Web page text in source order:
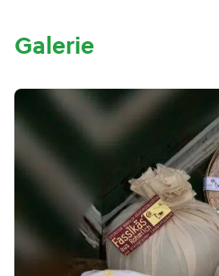
Galerie